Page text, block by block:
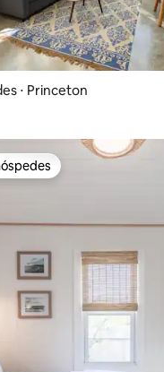
⋅ Princeton